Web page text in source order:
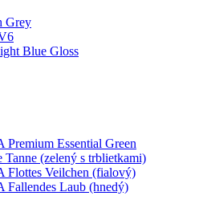
Grey
Blue Gloss
Essential Green
(zelený s trblietkami)
Flottes Veilchen (fialový)
Fallendes Laub (hnedý)